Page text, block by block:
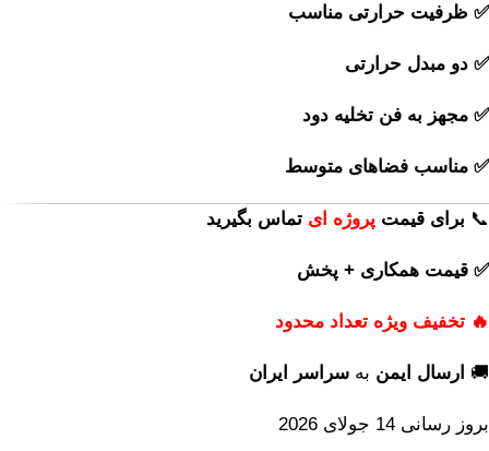
✅ ظرفیت حرارتی مناسب
✅ دو مبدل حرارتی
✅ مجهز به فن تخلیه دود
✅ مناسب فضاهای متوسط
📞 برای قیمت پروژه ای تماس بگیرید
✅ قیمت همکاری + پخش
🔥 تخفیف ویژه تعداد محدود
🚚 ارسال ایمن به سراسر ایران
بروز رسانی 14 جولای 2026